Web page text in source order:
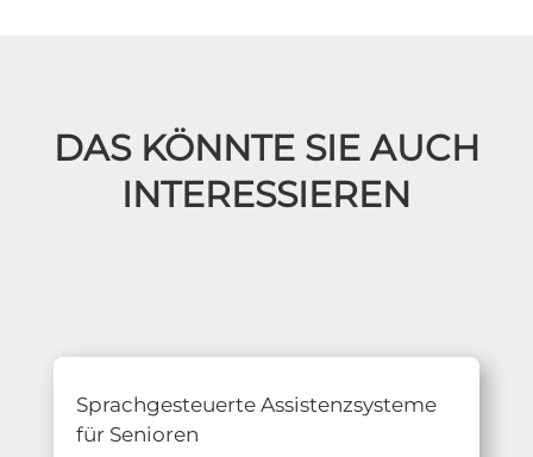
DAS KÖNNTE SIE AUCH
INTERESSIEREN
Sprachgesteuerte Assistenzsysteme
für Senioren